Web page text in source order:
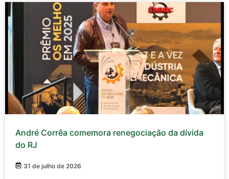
André Corrêa comemora renegociação da dívida
do RJ
31 de julho de 2026